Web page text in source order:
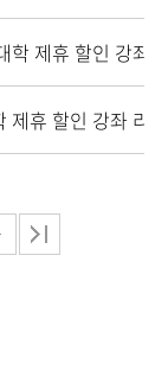
학 제휴 할인 강좌
제휴 할인 강좌 리